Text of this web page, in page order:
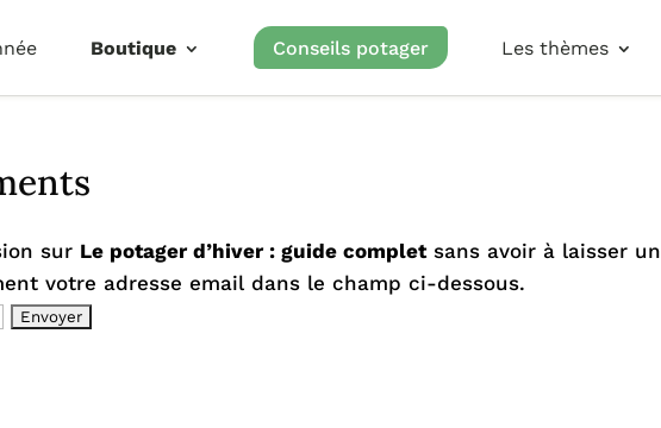
Boutique Conseils potager Les thèmes
sur Le potager d’hiver : guide completsans avoir à laisser un
votre adresse email dans le champ ci-dessous.